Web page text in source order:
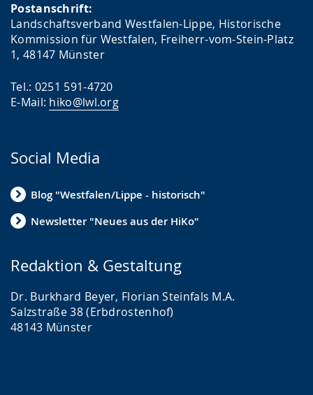
Postanschrift:
Landschaftsverband Westfalen-Lippe, Historische
Kommission für Westfalen, Freiherr-vom-Stein-Platz
1, 48147 Münster
Tel.: 0251 591-4720
E-Mail: hiko@lwl.org
Social Media
Blog "Westfalen/Lippe - historisch"
Newsletter "Neues aus der HiKo"
Redaktion & Gestaltung
Dr. Burkhard Beyer, Florian Steinfals M.A.
Salzstraße 38 (Erbdrostenhof)
48143 Münster